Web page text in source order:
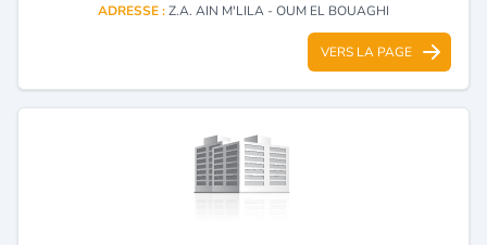
ADRESSE :Z.A. AIN M'LILA - OUM EL BOUAGHI
VERS LA PAGE